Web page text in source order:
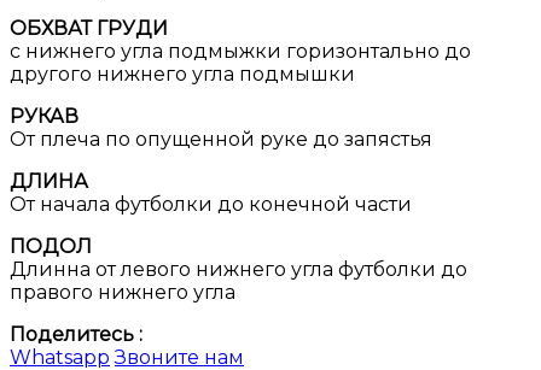
ОБХВАТ ГРУДИ
с нижнего угла подмыжки горизонтально до
другого нижнего угла подмышки
РУКАВ
От плеча по опущенной руке до запястья
ДЛИНА
От начала футболки до конечной части
ПОДОЛ
Длинна от левого нижнего угла футболки до
правого нижнего угла
Поделитесь :
Whatsapp Звоните нам